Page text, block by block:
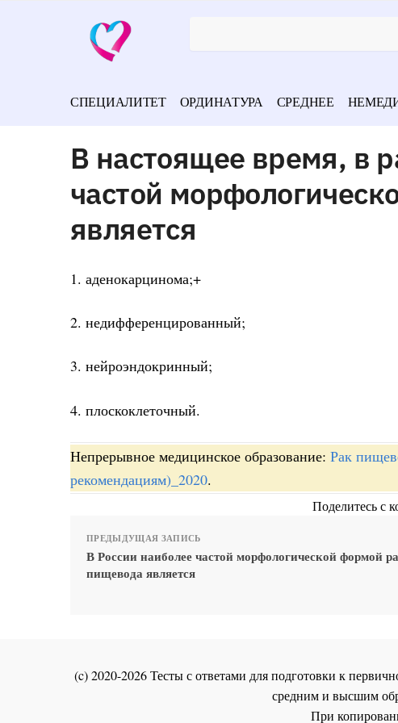
СПЕЦИАЛИТЕТ ОРДИНАТУРА СРЕДНЕЕ
В настоящее время, в
частой
является
1. аденокарцинома;+
2. недифференцированный;
3. нейроэндокринный;
4. плоскоклеточный.
Непрерывное медицинское образование: Рак
рекомендациям)_2020.
Поделитесь с
ПРЕДЫДУЩАЯ ЗАПИСЬ
В России наиболее частой морфологической формой
пищевода является
(c) 2020-2026 Тесты с ответами для подготовки к
средним и высшим
При